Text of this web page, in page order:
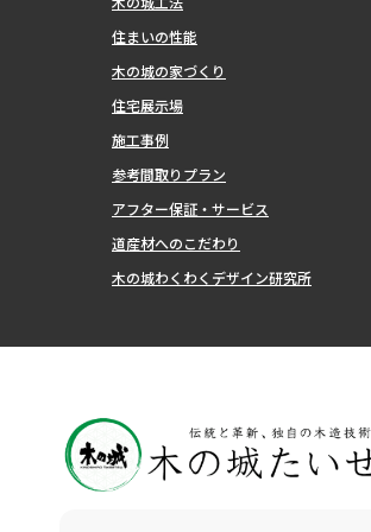
住まいの性能
木の城の家づくり
住宅展示場
施工事例
参考間取りプラン
アフター保証・サービス
道産材へのこだわり
木の城わくわくデザイン研究所